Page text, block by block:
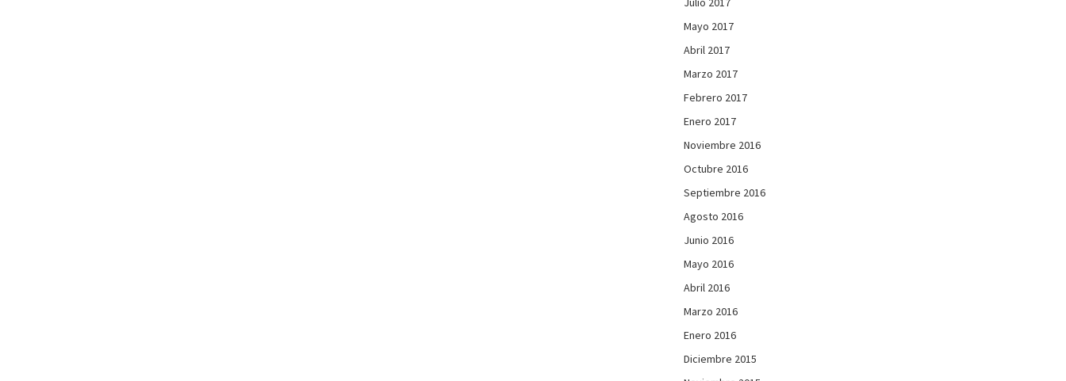
Mayo 2017
Abril 2017
Marzo 2017
Febrero 2017
Enero 2017
Noviembre 2016
Octubre 2016
Septiembre 2016
Agosto 2016
Junio 2016
Mayo 2016
Abril 2016
Marzo 2016
Enero 2016
Diciembre 2015